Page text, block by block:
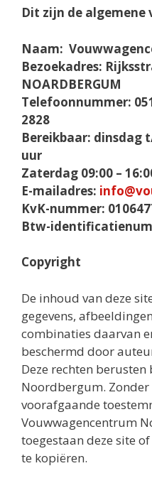
Dit zijn de algemene
Naam:
Bezoekadres:
NOARDBERGUM
Telefoonnummer:
2828
Bereikbaar: dinsdag
uur
Zaterdag 09:00 –
E-mailadres:
KvK-nummer:
Btw-
Copyright
De inhoud van deze
gegevens,
combinaties daarvan
beschermd door
Deze rechten
Noordbergum.
voorafgaande
Vouwwagencentrum
toegestaan deze site
te kopiëren.